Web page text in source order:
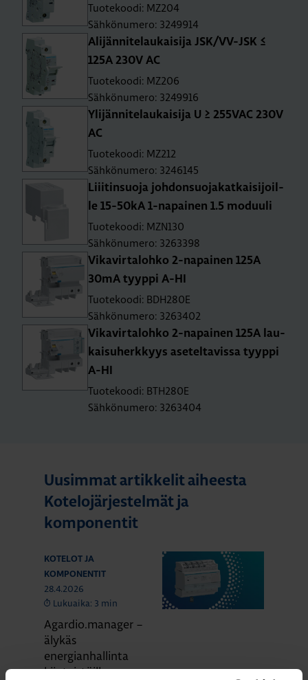
Tuotekoodi: MZ204
Sähkönumero: 3249914
Ali­jän­ni­te­lau­kai­si­ja JSK/VV-JSK ≤
125A 230V AC
Tuotekoodi: MZ206
Sähkönumero: 3249916
Yli­jän­ni­te­lau­kai­si­ja U ≥ 255­VAC 230V
AC
Tuotekoodi: MZ212
Sähkönumero: 3246145
Liii­tin­suo­ja joh­don­suo­ja­kat­kai­si­joil­
le 15-50­kA 1-na­pai­nen 1.5 mo­duu­li
Tuotekoodi: MZN130
Sähkönumero: 3263398
Vi­ka­vir­ta­loh­ko 2-na­pai­nen 125A
30mA tyyp­pi A-HI
Tuotekoodi: BDH280E
Sähkönumero: 3263402
Vi­ka­vir­ta­loh­ko 2-na­pai­nen 125A lau­
kai­su­herk­kyys ase­tel­ta­vis­sa tyyp­pi
A-HI
Tuotekoodi: BTH280E
Sähkönumero: 3263404
Uusimmat artikkelit aiheesta
Kotelojärjestelmät ja
komponentit
KOTELOT JA
KOMPONENTIT
28.4.2026
Lukuaika: 3 min
Agardio.manager –
älykäs
energianhallinta
kiinteistöille